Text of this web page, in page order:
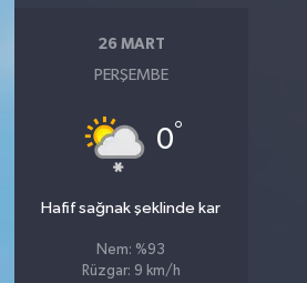
26 MART
PERŞEMBE
0°
Hafif sağnak şeklinde kar
Nem: %93
Rüzgar: 9 km/h